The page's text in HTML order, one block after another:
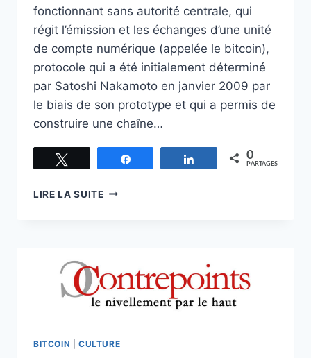
fonctionnant sans autorité centrale, qui
régit l’émission et les échanges d’une unité
de compte numérique (appelée le bitcoin),
protocole qui a été initialement déterminé
par Satoshi Nakamoto en janvier 2009 par
le biais de son prototype et qui a permis de
construire une chaîne…
Partagez 0
PARTAGES
LIRE LA SUITECOMMENT
BITCOIN CULTURE